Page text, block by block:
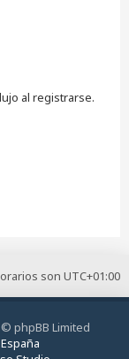
al registrarse.
son UTC+01:00
phpBB Limited